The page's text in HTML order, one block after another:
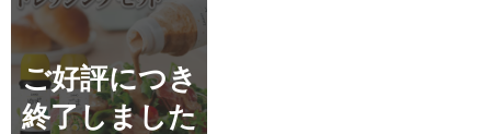
ご好評につき
終了しました